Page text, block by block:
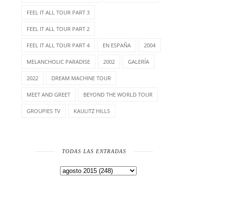
FEEL IT ALL TOUR PART 3
FEEL IT ALL TOUR PART 2
FEEL IT ALL TOUR PART 4 EN ESPAÑA 2004
MELANCHOLIC PARADISE 2002 GALERÍA
2022 DREAM MACHINE TOUR
MEET AND GREET BEYOND THE WORLD TOUR
GROUPIES TV KAULITZ HILLS
TODAS LAS ENTRADAS